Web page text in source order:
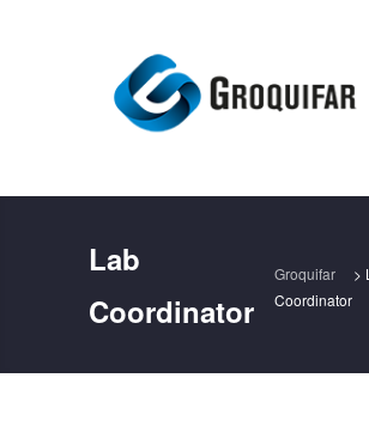
Lab
Coordinator
Groquifar >
Coordinator